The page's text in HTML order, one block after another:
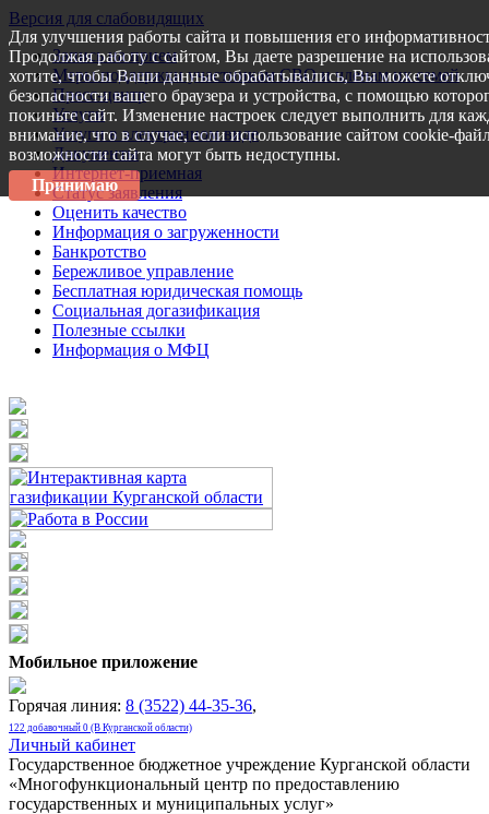
Версия для слабовидящих
Запись на прием
Меры поддержки участникам СВО и членам их семей
Пресс-центр
Услуги
Услуги в электронном виде
Документы
Интернет-приемная
Статус заявления
Оценить качество
Информация о загруженности
Банкротство
Бережливое управление
Бесплатная юридическая помощь
Социальная догазификация
Полезные ссылки
Информация о МФЦ
Мобильное приложение
Горячая линия: 8 (3522) 44-35-36,
122 добавочный 0 (В Курганской области)
Личный кабинет
Государственное бюджетное учреждение Курганской области
«Многофункциональный центр по предоставлению
государственных и муниципальных услуг»
Для улучшения работы сайта и повышения его
Продолжая работу с сайтом, Вы даете разрешение на
хотите, чтобы Ваши данные обрабатывались, Вы можете
безопасности вашего браузера и устройства, с помощью
покиньте сайт. Изменение настроек следует выполнить для
внимание, что в случае, если использование сайтом cookie-
возможности сайта могут быть недоступны.
Принимаю